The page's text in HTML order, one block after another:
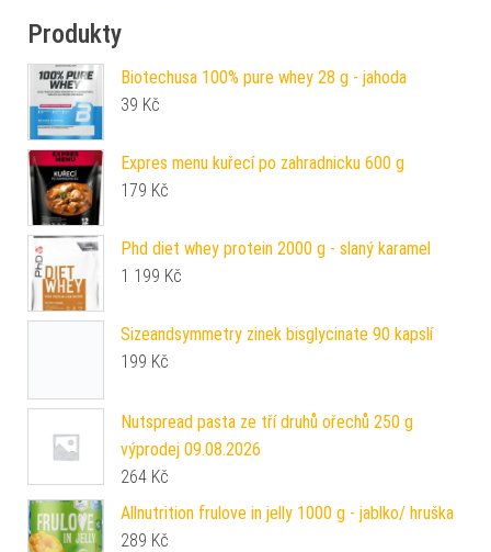
Produkty
Biotechusa 100% pure whey 28 g - jahoda
39 Kč
Expres menu kuřecí po zahradnicku 600 g
179 Kč
Phd diet whey protein 2000 g - slaný karamel
1 199 Kč
Sizeandsymmetry zinek bisglycinate 90 kapslí
199 Kč
Nutspread pasta ze tří druhů ořechů 250 g
výprodej 09.08.2026
264 Kč
Allnutrition frulove in jelly 1000 g - jablko/ hruška
289 Kč